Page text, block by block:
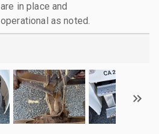
are in place and
operational as noted.